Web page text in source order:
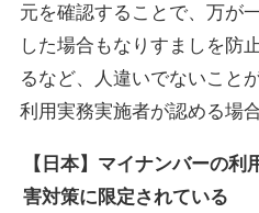
元を確認することで、万が
した場合もなりすましを防
るなど、人違いでないこと
利用実務実施者が認める場
【日本】マイナンバーの
害対策に限定されている